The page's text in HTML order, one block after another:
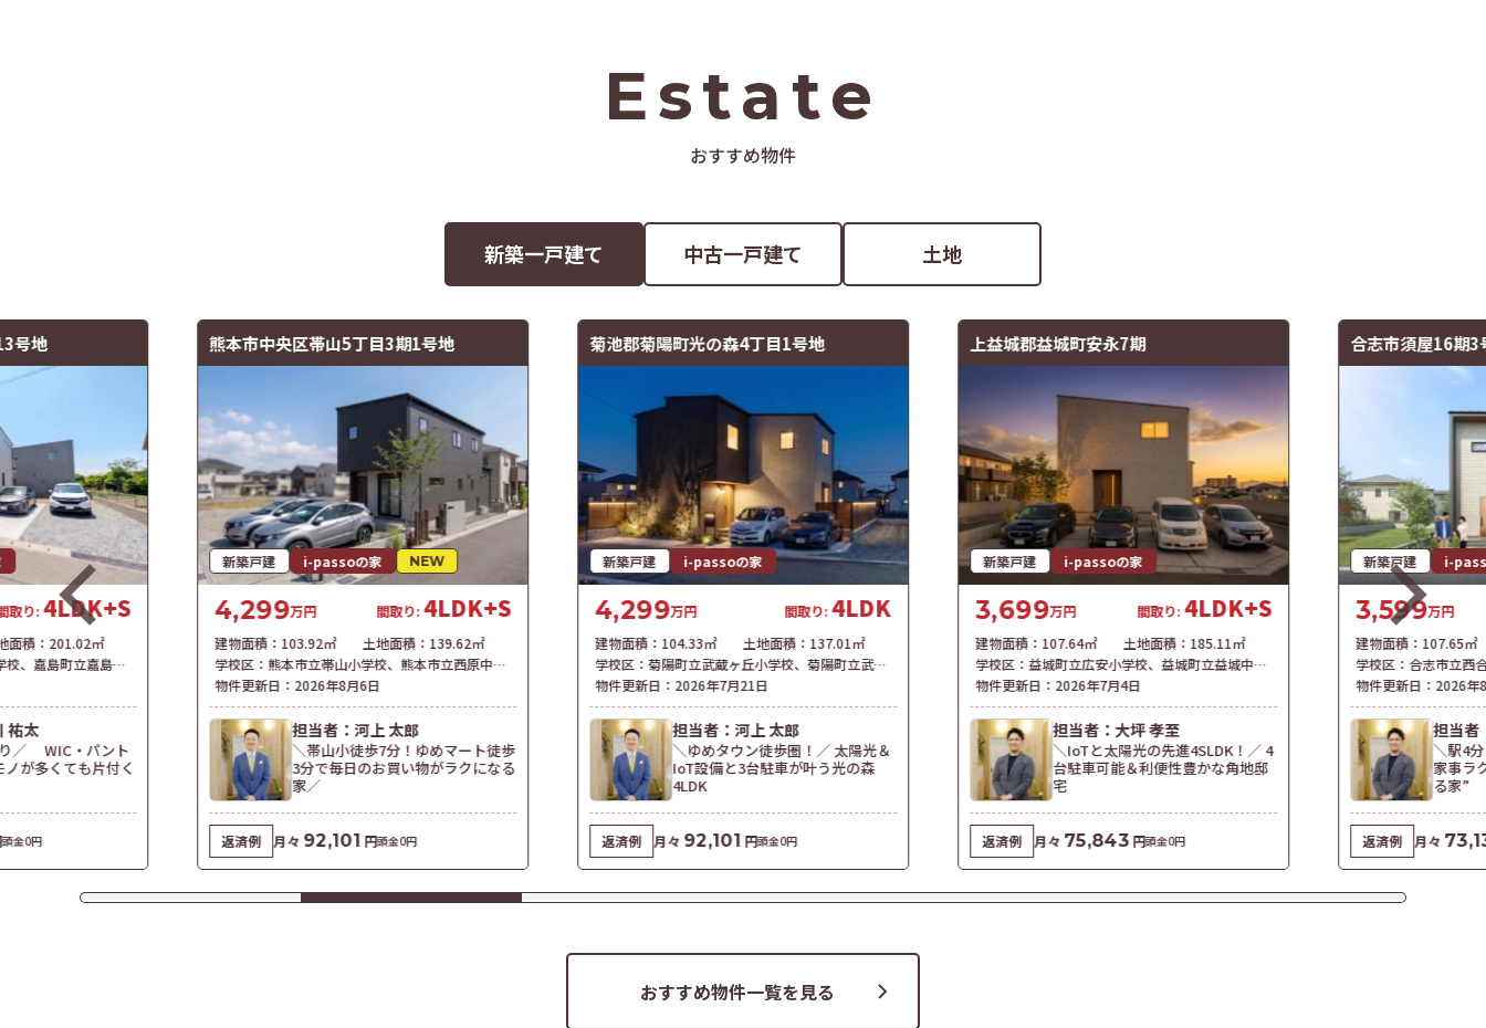
Estate
おすすめ物件
新築一戸建て 中古一戸建て 土地
号地
取り:4LDK+S
面積： 201.02㎡
校、 嘉島町立嘉島中学校
祐太
／ WIC・パント
が多くても片付く
頭金0円
熊本市中央区帯山5丁目3期1号地
新築戸建 i-passoの家 NEW
4,299万円 間取り:4LDK+S
建物面積： 103.92㎡ 土地面積： 139.62㎡
学校区： 熊本市立帯山小学校、 熊本市立西原中学校、熊本市立帯山中学校
物件更新日： 2026年8月6日
担当者：河上 太郎
＼帯山小徒歩7分！ゆめマート徒歩
3分で毎日のお買い物がラクになる
家／
返済例 月々 92,101 円頭金0円
菊池郡菊陽町光の森4丁目1号地
新築戸建 i-passoの家
4,299万円 間取り:4LDK
建物面積： 104.33㎡ 土地面積： 137.01㎡
学校区： 菊陽町立武蔵ヶ丘小学校、 菊陽町立武蔵ヶ丘中学校
物件更新日： 2026年7月21日
担当者：河上 太郎
＼ゆめタウン徒歩圏！／ 太陽光＆
IoT設備と3台駐車が叶う光の森
4LDK
返済例 月々 92,101 円頭金0円
上益城郡益城町安永7期
新築戸建 i-passoの家
3,699万円 間取り: 4LDK+S
建物面積： 107.64㎡ 土地面積： 185.11㎡
学校区： 益城町立広安小学校、 益城町立益城中学校
物件更新日： 2026年7月4日
担当者：大坪 孝至
＼IoTと太陽光の先進4SLDK！／ 4
台駐車可能＆利便性豊かな角地邸
宅
返済例 月々 75,843 円頭金0円
合志市須屋16期3
新築戸建 i-
3,599万円
建物面積： 107.65㎡
学校区： 合志市立西
物件更新日： 2026年
担当者
＼駅4
家事ラ
る家”
返済例 月々
おすすめ物件一覧を見る